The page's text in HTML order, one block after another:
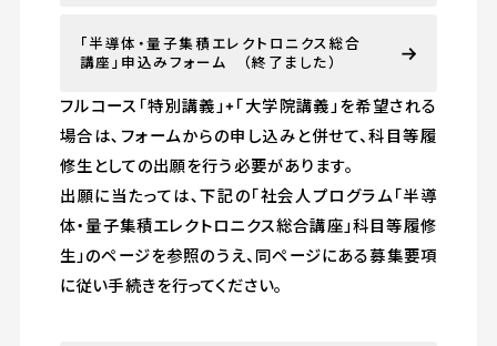
「半導体・量子集積エレクトロニクス総合
講座」申込みフォーム （終了ました）
フルコース「特別講義」+「大学院講義」を希望される
場合は､フォームからの申し込みと併せて、科目等履
修生としての出願を行う必要があります。
出願に当たっては､下記の「社会人プログラム「半導
体・量子集積エレクトロニクス総合講座」科目等履修
生」のページを参照のうえ、同ページにある募集要項
に従い手続きを行ってください。